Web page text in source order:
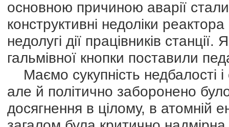
основною причиною аварії
конструктивні недоліки
недолугі дії працівників
гальмівної кнопки поставили
Маємо сукупність недбалості
але й політично заборонено
досягнення в цілому, в атомній